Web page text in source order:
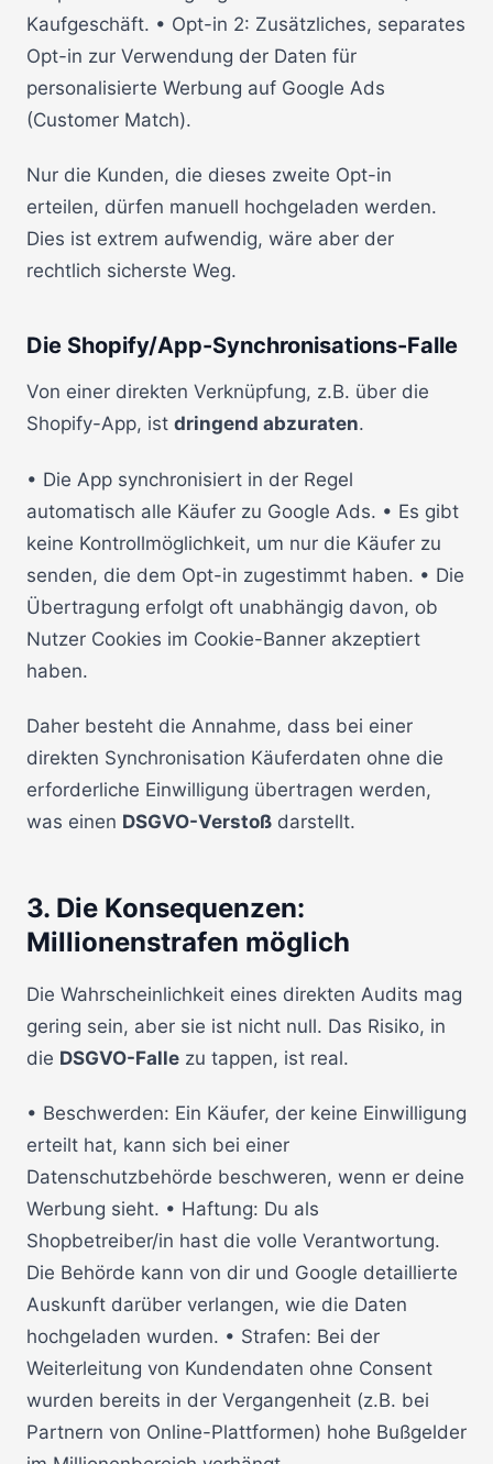
Kaufgeschäft. • Opt-in 2: Zusätzliches, separates
Opt-in zur Verwendung der Daten für
personalisierte Werbung auf Google Ads
(Customer Match).
Nur die Kunden, die dieses zweite Opt-in
erteilen, dürfen manuell hochgeladen werden.
Dies ist extrem aufwendig, wäre aber der
rechtlich sicherste Weg.
Die Shopify/App-Synchronisations-Falle
Von einer direkten Verknüpfung, z.B. über die
Shopify-App, ist dringend abzuraten.
• Die App synchronisiert in der Regel
automatisch alle Käufer zu Google Ads. • Es gibt
keine Kontrollmöglichkeit, um nur die Käufer zu
senden, die dem Opt-in zugestimmt haben. • Die
Übertragung erfolgt oft unabhängig davon, ob
Nutzer Cookies im Cookie-Banner akzeptiert
haben.
Daher besteht die Annahme, dass bei einer
direkten Synchronisation Käuferdaten ohne die
erforderliche Einwilligung übertragen werden,
was einen DSGVO-Verstoß darstellt.
3. Die Konsequenzen:
Millionenstrafen möglich
Die Wahrscheinlichkeit eines direkten Audits mag
gering sein, aber sie ist nicht null. Das Risiko, in
die DSGVO-Falle zu tappen, ist real.
• Beschwerden: Ein Käufer, der keine Einwilligung
erteilt hat, kann sich bei einer
Datenschutzbehörde beschweren, wenn er deine
Werbung sieht. • Haftung: Du als
Shopbetreiber/in hast die volle Verantwortung.
Die Behörde kann von dir und Google detaillierte
Auskunft darüber verlangen, wie die Daten
hochgeladen wurden. • Strafen: Bei der
Weiterleitung von Kundendaten ohne Consent
wurden bereits in der Vergangenheit (z.B. bei
Partnern von Online-Plattformen) hohe Bußgelder